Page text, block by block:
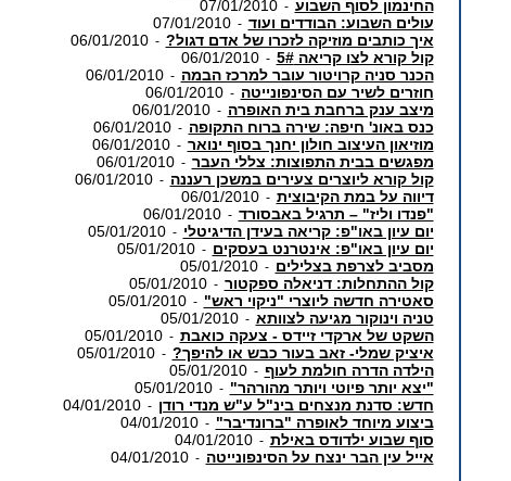
החינמון לסוף השבוע -
07/01/2010
עולים השבוע: הבודדים ועוד -
07/01/2010
איך כותבים מוזיקה לזכרו של אדם דגול? -
06/01/2010
קול קורא לצו קריאה 5#
-
06/01/2010
הכנר סניה קרויטור עובר למרכז הבמה -
06/01/2010
חוזרים לשיר עם הסינפונייטה -
06/01/2010
מיצב ענק ברחבת בית האופרה -
06/01/2010
כנס באונ' חיפה: שירה ברוח התקופה -
06/01/2010
מוזיאון העיצוב חולון יחנך בסוף ינואר -
06/01/2010
מפגשים בבית התפוצות: צללי העבר -
06/01/2010
קול קורא ליוצרים צעירים במשכן רעננה -
06/01/2010
דיווה על במת הקיבוצית -
06/01/2010
"פנדו וליז" – תרגיל באבסורד -
06/01/2010
יום עיון באו"פ: קריאה בעידן הדיגיטלי -
05/01/2010
יום עיון באו"פ: אינטרנט בעסקים -
05/01/2010
מסביב לצרפת בצלילים -
05/01/2010
קול ההתחלות: דניאלה ספקטור -
05/01/2010
סאטירה חדשה ליוצרי "ניקוי ראש" -
05/01/2010
טניה וינוקור מגיעה לצוותא -
05/01/2010
השקט של ארקדי זיידס - צעקה כואבת -
05/01/2010
איציק שמלי- זאב בעור כבש או להיפך? -
05/01/2010
הילדה הדרה חולמת לעוף -
05/01/2010
"יצא יותר פיוטי ויותר מהורהר" -
05/01/2010
חדש: סדנת מנצחים בינ"ל ע"ש מנדי רודן -
04/01/2010
ביצוע מיוחד לאופרה "ברונדיבר" -
04/01/2010
סוף שבוע ילדודס באילת -
04/01/2010
אייל עין הבר ינצח על הסינפונייטה -
04/01/2010